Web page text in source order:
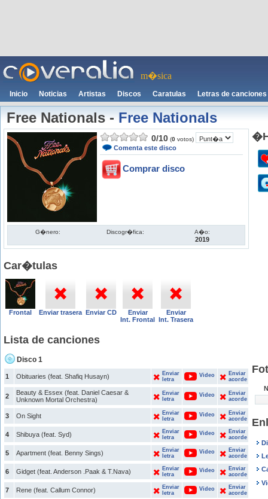
m�sica
Inicio Noticias Artistas Discos Caratulas Letras de canciones
Free Nationals-Free Nationals
0/10 (0 votos)
Comenta este disco
Comprar disco
G�nero: Discogr�fica: A�o:
2019
Car�tulas
Frontal Enviar trasera Enviar CD
Enviar
Int. Frontal
Enviar
Int. Trasera
Lista de canciones
Disco 1
1 Obituaries (feat. Shafiq Husayn)
Enviar
letra
Video
Enviar
acorde
2
Beauty & Essex (feat. Daniel Caesar &
Unknown Mortal Orchestra)
Enviar
letra
Video
Enviar
acorde
3 On Sight
Enviar
letra
Video
Enviar
acorde
4 Shibuya (feat. Syd)
Enviar
letra
Video
Enviar
acorde
5 Apartment (feat. Benny Sings)
Enviar
letra
Video
Enviar
acorde
6 Gidget (feat. Anderson .Paak & T.Nava)
Enviar
letra
Video
Enviar
acorde
7 Rene (feat. Callum Connor)
Enviar
letra
Video
Enviar
acorde